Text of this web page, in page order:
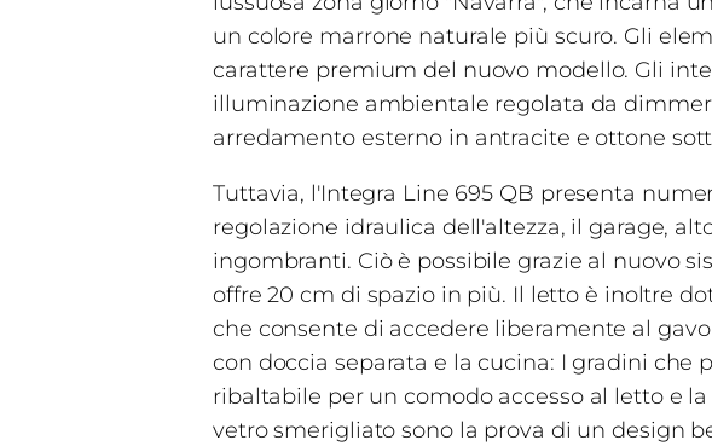
un colore marrone naturale più scuro. Gli
carattere premium del nuovo modello. Gli
illuminazione ambientale regolata da
arredamento esterno in antracite e ottone
Tuttavia, l'Integra Line 695 QB presenta
regolazione idraulica dell'altezza, il garage,
ingombranti. Ciò è possibile grazie al nuovo
offre 20 cm di spazio in più. Il letto è inoltre
che consente di accedere liberamente al
con doccia separata e la cucina: I gradini
ribaltabile per un comodo accesso al letto e
vetro smerigliato sono la prova di un design